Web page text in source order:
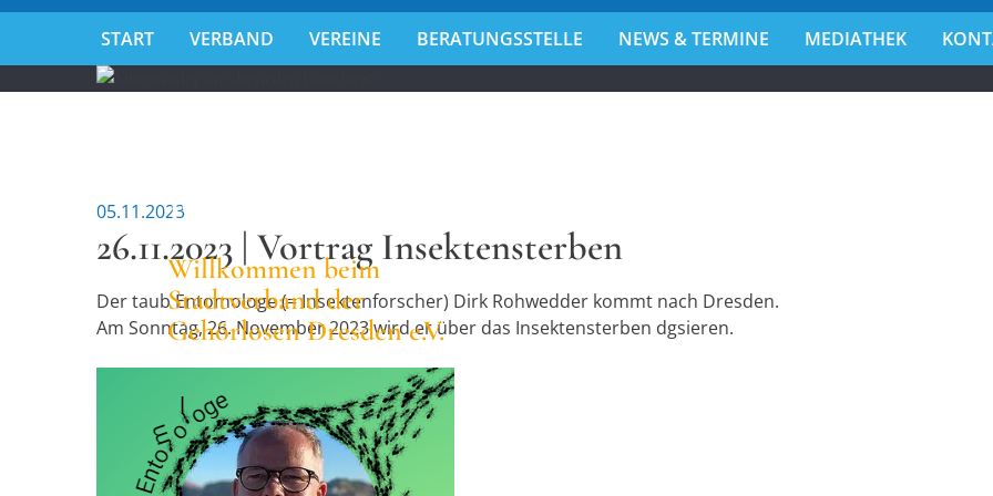
START VERBAND VEREINE BERATUNGSSTELLE NEWS & TERMINE MEDIATHEK
jeden Einzelnen!
Willkommen beim
Stadtverband der
Gehörlosen Dresden e.V.
05.11.2023
26.11.2023 | Vortrag Insektensterben
Der taub Entomologe (= Insektenforscher) Dirk Rohwedder kommt nach Dresden.
Am Sonntag, 26. November 2023 wird er über das Insektensterben dgsieren.